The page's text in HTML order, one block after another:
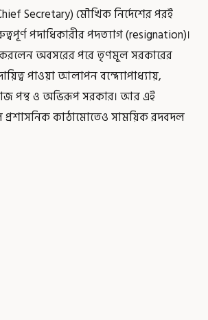
Secretary) মৌখিক নির্দেশের পরই
পদাধিকারীর পদত্যাগ (resignation)।
অবসরের পরে তৃণমূল সরকারের
পাওয়া আলাপন বন্দ্যোপাধ্যায়,
পন্থ ও অভিরূপ সরকার। আর এই
প্রশাসনিক কাঠামোতেও সাময়িক রদবদল